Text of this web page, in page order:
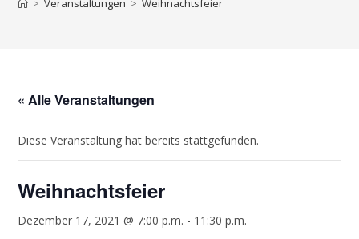
> Veranstaltungen > Weihnachtsfeier
« Alle Veranstaltungen
Diese Veranstaltung hat bereits stattgefunden.
Weihnachtsfeier
Dezember 17, 2021 @ 7:00 p.m. - 11:30 p.m.